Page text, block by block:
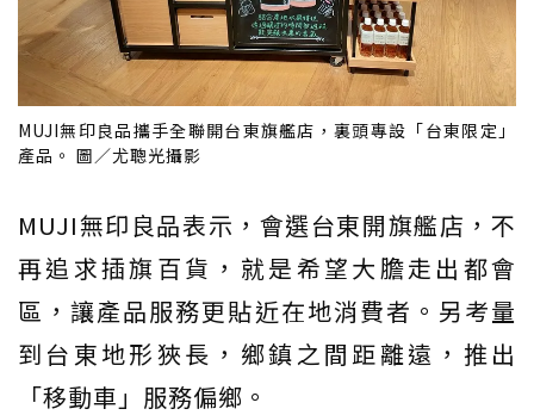
MUJI無印良品攜手全聯開台東旗艦店，裏頭專設「台東限定」
產品。 圖／尤聰光攝影
MUJI無印良品表示，會選台東開旗艦店，不
再追求插旗百貨，就是希望大膽走出都會
區，讓產品服務更貼近在地消費者。另考量
到台東地形狹長，鄉鎮之間距離遠，推出
「移動車」服務偏鄉。